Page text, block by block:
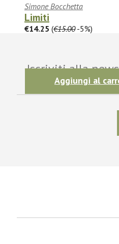
Simone Bocchetta
Limiti
€14.25 (€15.00-5%)
Aggiungi al
Iscriviti alla